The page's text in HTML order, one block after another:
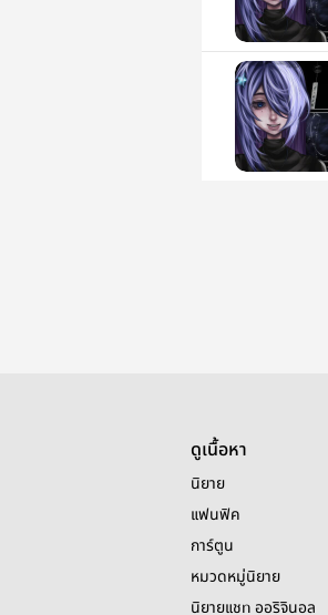
ดูเนื้อหา
นิยาย
แฟนฟิค
การ์ตูน
หมวดหมู่นิยาย
นิยายแชท ออริจินอล